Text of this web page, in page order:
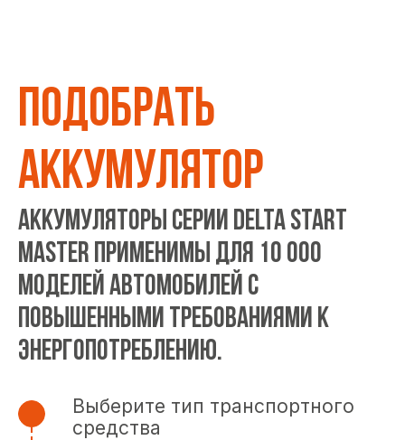
ПОДОБРАТЬ
АККУМУЛЯТОР
Аккумуляторы серии DELTA START
MASTER применимы для 10 000
моделей автомобилей с
повышенными требованиями к
энергопотреблению.
Выберите тип транспортного
средства